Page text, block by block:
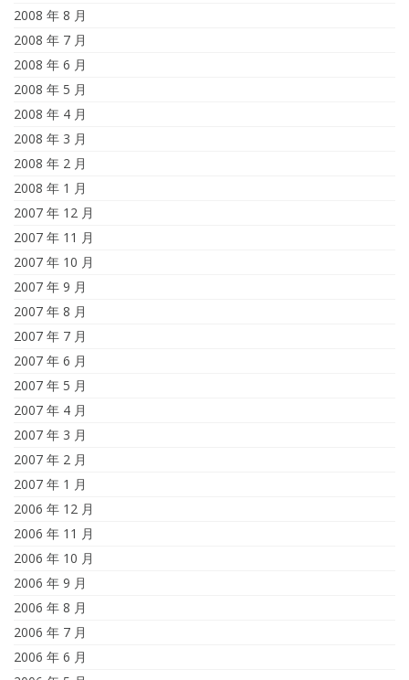
2008 年 8 月
2008 年 7 月
2008 年 6 月
2008 年 5 月
2008 年 4 月
2008 年 3 月
2008 年 2 月
2008 年 1 月
2007 年 12 月
2007 年 11 月
2007 年 10 月
2007 年 9 月
2007 年 8 月
2007 年 7 月
2007 年 6 月
2007 年 5 月
2007 年 4 月
2007 年 3 月
2007 年 2 月
2007 年 1 月
2006 年 12 月
2006 年 11 月
2006 年 10 月
2006 年 9 月
2006 年 8 月
2006 年 7 月
2006 年 6 月